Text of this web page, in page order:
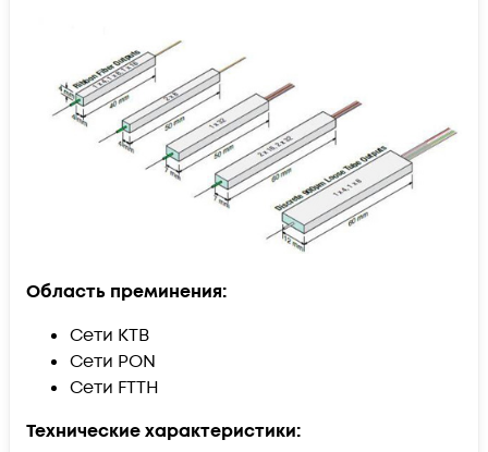
Область преминения:
Сети КТВ
Сети PON
Сети FTTH
Технические характеристики: